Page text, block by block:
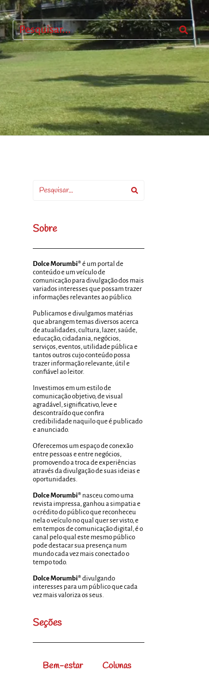
Sobre
Dolce Morumbi® é um portal de
conteúdo e um veículo de
comunicação para divulgação dos mais
variados interesses que possam trazer
informações relevantes ao público.
Publicamos e divulgamos matérias
que abrangem temas diversos acerca
de atualidades, cultura, lazer, saúde,
educação, cidadania, negócios,
serviços, eventos, utilidade pública e
tantos outros cujo conteúdo possa
trazer informação relevante, útil e
confiável ao leitor.
Investimos em um estilo de
comunicação objetivo, de visual
agradável, significativo, leve e
descontraído que confira
credibilidade naquilo que é publicado
e anunciado.
Oferecemos um espaço de conexão
entre pessoas e entre negócios,
promovendo a troca de experiências
através da divulgação de suas ideias e
oportunidades.
Dolce Morumbi® nasceu como uma
revista impressa, ganhou a simpatia e
o crédito do público que reconheceu
nela o veículo no qual quer ser visto, e
em tempos de comunicação digital, é o
canal pelo qual este mesmo público
pode destacar sua presença num
mundo cada vez mais conectado o
tempo todo.
Dolce Morumbi® divulgando
interesses para um público que cada
vez mais valoriza os seus.
Seções
Bem-estar Colunas